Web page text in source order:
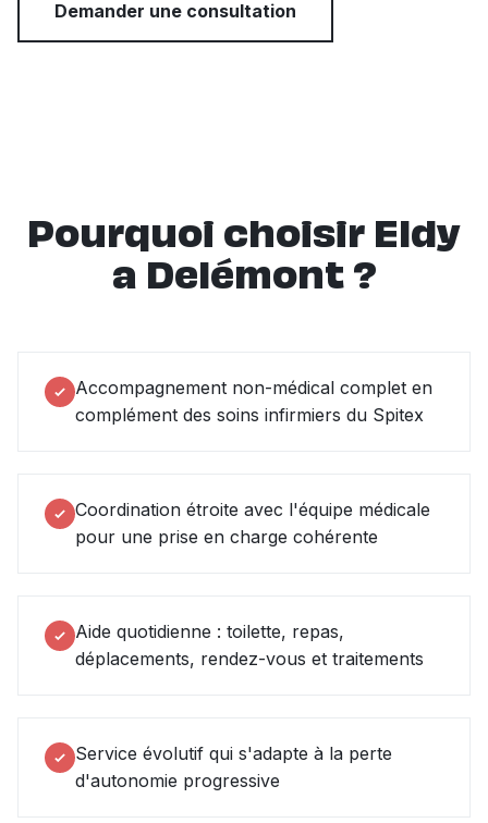
Demander une consultation
Pourquoi choisir Eldy
a Delémont ?
Accompagnement non-médical complet en
complément des soins infirmiers du Spitex
Coordination étroite avec l'équipe médicale
pour une prise en charge cohérente
Aide quotidienne : toilette, repas,
déplacements, rendez-vous et traitements
Service évolutif qui s'adapte à la perte
d'autonomie progressive